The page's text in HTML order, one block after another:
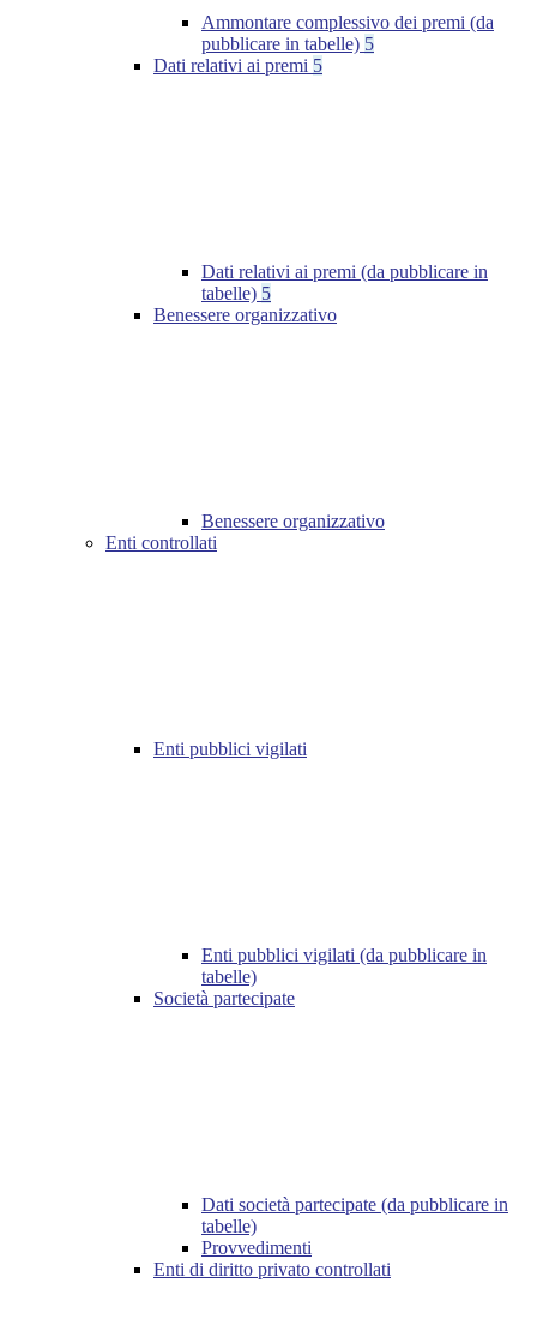
Ammontare complessivo dei premi (da
pubblicare in tabelle) 5
Dati relativi ai premi 5
Dati relativi ai premi (da pubblicare in
tabelle) 5
Benessere organizzativo
Benessere organizzativo
Enti controllati
Enti pubblici vigilati
Enti pubblici vigilati (da pubblicare in
tabelle)
Società partecipate
Dati società partecipate (da pubblicare in
tabelle)
Provvedimenti
Enti di diritto privato controllati